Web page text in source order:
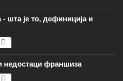
- шта је то, дефиниција и
недостаци франшиза